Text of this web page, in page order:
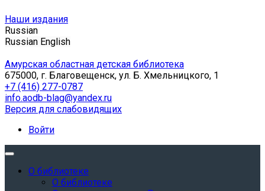
Наши издания
Russian
Russian English
Амурская областная детская библиотека
675000, г. Благовещенск, ул. Б. Хмельницкого, 1
+7 (416) 277-0787
info.aodb-blag@yandex.ru
Версия для слабовидящих
Войти
О библиотеке
О библиотеке